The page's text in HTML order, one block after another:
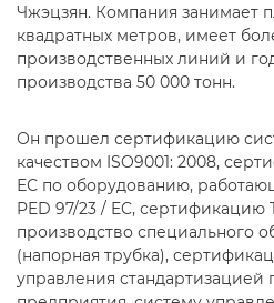
Чжэцзян. Компания занимает
квадратных метров, имеет
производственных линий и
производства 50 000 тонн.
Он прошел сертификацию
качеством ISO9001: 2008,
ЕС по оборудованию,
PED 97/23 / EC, сертификацию
производство специального
(напорная трубка),
управления стандартизацией